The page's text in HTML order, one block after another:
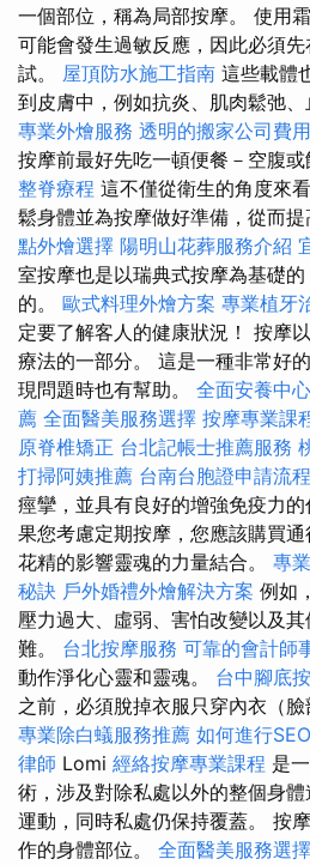
一個部位，稱為局部按摩。 使用
可能會發生過敏反應，因此必須
試。 屋頂防水施工指南 這些載體
到皮膚中，例如抗炎、肌肉鬆弛、
專業外燴服務 透明的搬家公司費
按摩前最好先吃一頓便餐－空腹或
整脊療程 這不僅從衛生的角度來
鬆身體並為按摩做好準備，從而提
點外燴選擇 陽明山花葬服務介紹
室按摩也是以瑞典式按摩為基礎
的。 歐式料理外燴方案 專業植牙
定要了解客人的健康狀況！ 按摩
療法的一部分。 這是一種非常好
現問題時也有幫助。 全面安養中
薦 全面醫美服務選擇 按摩專業課
原脊椎矯正 台北記帳士推薦服務
打掃阿姨推薦 台南台胞證申請流程
痙攣，並具有良好的增強免疫力的
果您考慮定期按摩，您應該購買
花精的影響靈魂的力量結合。 專
秘訣 戶外婚禮外燴解決方案 例如
壓力過大、虛弱、害怕改變以及
難。 台北按摩服務 可靠的會計師
動作淨化心靈和靈魂。 台中腳底
之前，必須脫掉衣服只穿內衣（臉
專業除白蟻服務推薦 如何進行
律師 Lomi 經絡按摩專業課程 是
術，涉及對除私處以外的整個身
運動，同時私處仍保持覆蓋。 按
作的身體部位。 全面醫美服務選擇